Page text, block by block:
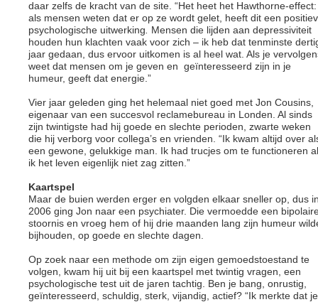
daar zelfs de kracht van de site. “Het heet het Hawthorne-effect:
als mensen weten dat er op ze wordt gelet, heeft dit een
psychologische uitwerking. Mensen die lijden aan depressiviteit
houden hun klachten vaak voor zich – ik heb dat tenminste
jaar gedaan, dus ervoor uitkomen is al heel wat. Als je
weet dat mensen om je geven en geïnteresseerd zijn in je
humeur, geeft dat energie.”
Vier jaar geleden ging het helemaal niet goed met Jon Cousins,
eigenaar van een succesvol reclamebureau in Londen. Al sinds
zijn twintigste had hij goede en slechte perioden, zwarte weken
die hij verborg voor collega’s en vrienden. “Ik kwam altijd over
een gewone, gelukkige man. Ik had trucjes om te functioneren
ik het leven eigenlijk niet zag zitten.”
Kaartspel
Maar de buien werden erger en volgden elkaar sneller op, dus
2006 ging Jon naar een psychiater. Die vermoedde een
stoornis en vroeg hem of hij drie maanden lang zijn humeur
bijhouden, op goede en slechte dagen.
Op zoek naar een methode om zijn eigen gemoedstoestand te
volgen, kwam hij uit bij een kaartspel met twintig vragen, een
psychologische test uit de jaren tachtig. Ben je bang, onrustig,
geïnteresseerd, schuldig, sterk, vijandig, actief? “Ik merkte dat je